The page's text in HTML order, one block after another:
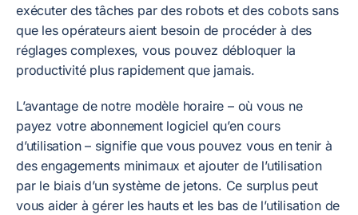
exécuter des tâches par des robots et des cobots sans
que les opérateurs aient besoin de procéder à des
réglages complexes, vous pouvez débloquer la
productivité plus rapidement que jamais.
L’avantage de notre modèle horaire – où vous ne
payez votre abonnement logiciel qu’en cours
d’utilisation – signifie que vous pouvez vous en tenir à
des engagements minimaux et ajouter de l’utilisation
par le biais d’un système de jetons. Ce surplus peut
vous aider à gérer les hauts et les bas de l’utilisation de